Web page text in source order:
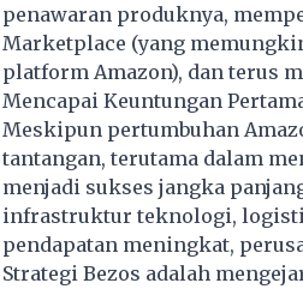
penawaran produknya,
Marketplace (yang
platform Amazon), dan terus
Mencapai Keuntungan
Meskipun pertumbuhan
tantangan, terutama dalam
menjadi sukses jangka
infrastruktur teknologi,
pendapatan meningkat,
Strategi Bezos adalah